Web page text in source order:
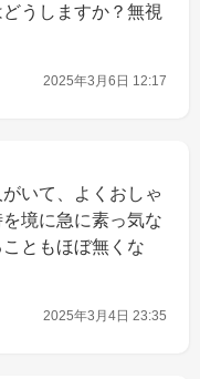
うしますか？無視
2025年3月6日 12:17
いて、よくおしゃ
境に急に素っ気な
ともほぼ無くな
2025年3月4日 23:35